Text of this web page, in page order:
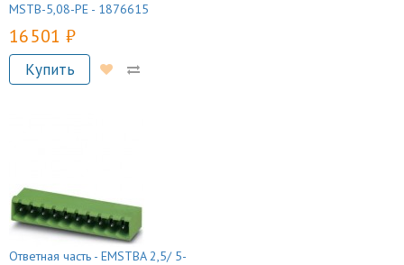
MSTB-5,08-PE - 1876615
16 501 руб.
Купить
Ответная часть - EMSTBA 2,5/ 5-